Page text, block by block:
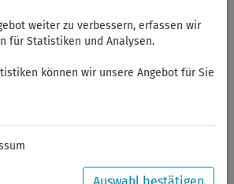
Sehr geehrte Kunden,
weiter zu verbessern, erfassen wir
für Statistiken und Analysen.
können wir unsere Angebot für Sie